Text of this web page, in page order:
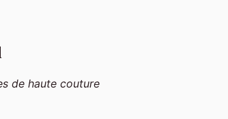
de haute couture